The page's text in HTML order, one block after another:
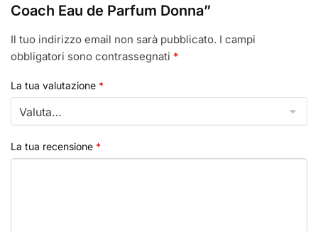
Coach Eau de Parfum Donna”
Il tuo indirizzo email non sarà pubblicato. I campi
obbligatori sono contrassegnati *
La tua valutazione *
La tua recensione *